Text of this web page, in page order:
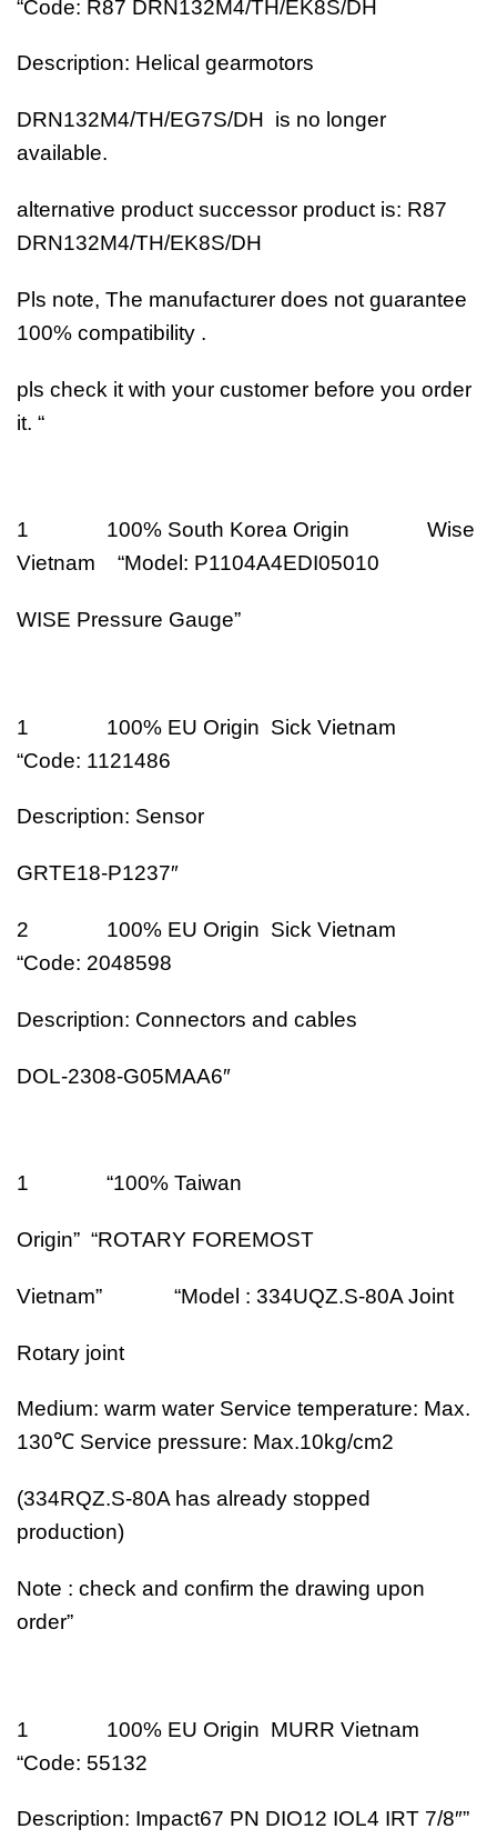
“Code: R87 DRN132M4/TH/EK8S/DH
Description: Helical gearmotors
DRN132M4/TH/EG7S/DH is no longer
available.
alternative product successor product is: R87
DRN132M4/TH/EK8S/DH
Pls note, The manufacturer does not guarantee
100% compatibility .
pls check it with your customer before you order
it. “
1 100% South Korea Origin Wise
Vietnam “Model: P1104A4EDI05010
WISE Pressure Gauge”
1 100% EU Origin Sick Vietnam
“Code: 1121486
Description: Sensor
GRTE18-P1237″
2 100% EU Origin Sick Vietnam
“Code: 2048598
Description: Connectors and cables
DOL-2308-G05MAA6″
1 “100% Taiwan
Origin” “ROTARY FOREMOST
Vietnam” “Model : 334UQZ.S-80A Joint
Rotary joint
Medium: warm water Service temperature: Max.
130℃ Service pressure: Max.10kg/cm2
(334RQZ.S-80A has already stopped
production)
Note : check and confirm the drawing upon
order”
1 100% EU Origin MURR Vietnam
“Code: 55132
Description: Impact67 PN DIO12 IOL4 IRT 7/8″”